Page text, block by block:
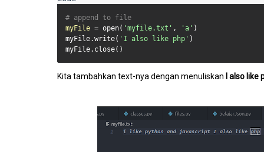
# append to file
myFile = open( 'myfile.txt' , 'a' )
myFile.write( 'I also like php' )
myFile.close()
Kita tambahkan text-nya dengan menuliskan I also like